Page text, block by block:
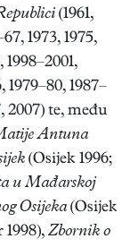
(1961,
1973, 1975,
1998–2001,
1979–80, 1987–
2007) te, među
Antuna
(Osijek 1996;
u Mađarskoj
Osijeka(Osijek
Zbornik o